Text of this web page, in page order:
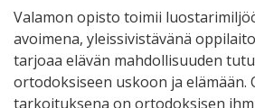
Valamon opisto toimii
avoimena, yleissivistävänä
tarjoaa elävän mahdollisuuden
ortodoksiseen uskoon ja elämään.
tarkoituksena on ortodoksisen